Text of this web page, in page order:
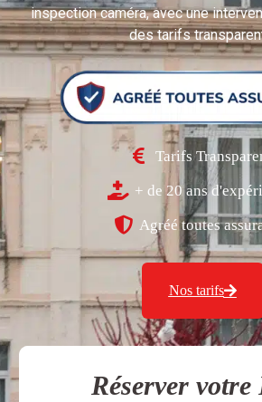
inspection caméra, avec une
des tarifs
Tarifs
+ de 20 ans
Agréé toutes
Nos tarifs
Réserver votre